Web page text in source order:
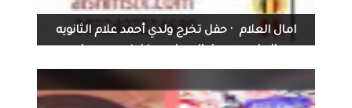
امال العلام ‏ · حفل تخرج ولدي أحمد علام الثانويه
الاوبرا برج خليفه دبي مول